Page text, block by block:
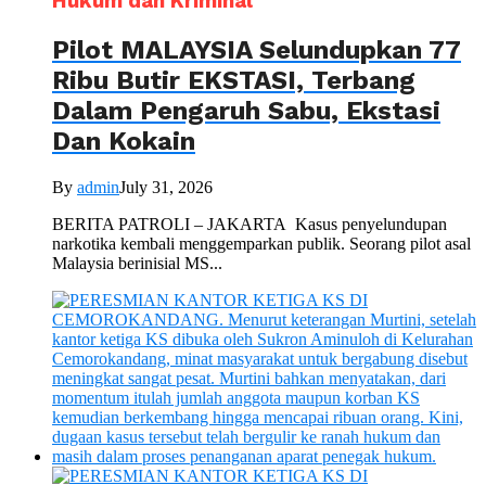
Pilot MALAYSIA Selundupkan 77
Ribu Butir EKSTASI, Terbang
Dalam Pengaruh Sabu, Ekstasi
Dan Kokain
By adminJuly 31, 2026
BERITA PATROLI – JAKARTA Kasus penyelundupan
narkotika kembali menggemparkan publik. Seorang pilot asal
Malaysia berinisial MS...